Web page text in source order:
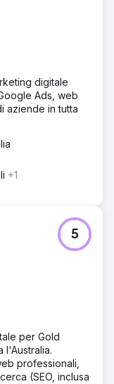
digitale
Ads, web
aziende in tutta
+1
5
per Gold
l'Australia.
professionali,
(SEO, inclusa